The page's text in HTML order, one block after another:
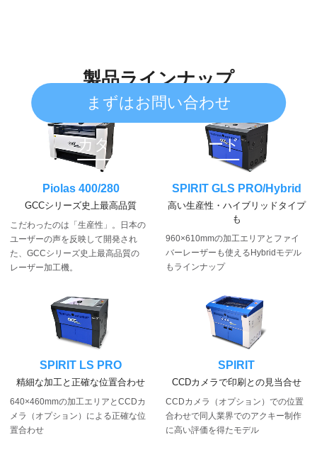
まずはお問い合わせ
カタログダウンロード
製品ラインナップ
Piolas 400/280
GCCシリーズ史上最高品質
こだわったのは「生産性」。
日本の
ユーザーの声を反映して開発され
た、GCCシリーズ史上最高品質の
レーザー加工機。
SPIRIT GLS PRO/Hybrid
高い生産性・ハイブリッドタイプ
も
960×610mmの加工エリアとファイ
バーレーザーも使えるHybridモデル
もラインナップ
SPIRIT LS PRO
精細な加工と正確な位置合わせ
640×460mmの加工エリアとCCDカ
メラ（オプション）による正確な位
置合わせ
SPIRIT
CCDカメラで印刷との見当合せ
CCDカメラ（オプション）での位置
合わせで同人業界でのアクキー制作
に高い評価を得たモデル